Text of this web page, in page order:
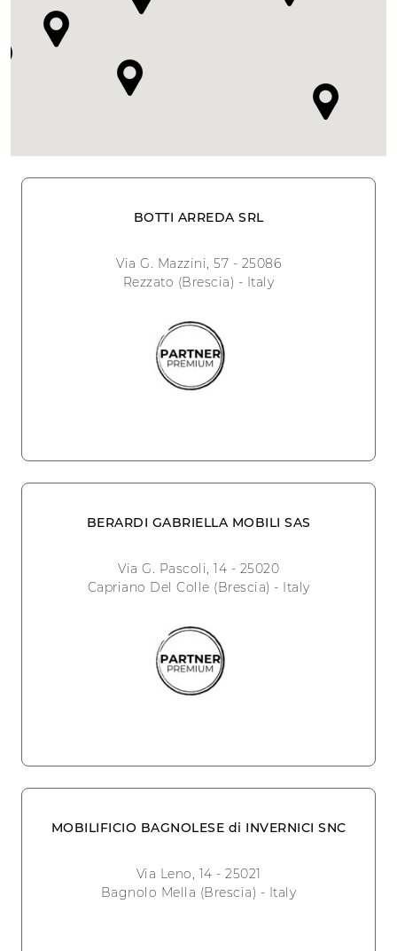
BOTTI ARREDA SRL
Via G. Mazzini, 57 - 25086
Rezzato (Brescia) - Italy
BERARDI GABRIELLA MOBILI SAS
Via G. Pascoli, 14 - 25020
Capriano Del Colle (Brescia) - Italy
MOBILIFICIO BAGNOLESE di INVERNICI SNC
Via Leno, 14 - 25021
Bagnolo Mella (Brescia) - Italy